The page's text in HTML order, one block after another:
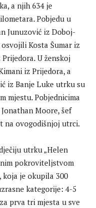
a njih 634 je
Pobjedu u
Junuzović iz Doboj-
Kosta Šumar iz
U ženskoj
iz Prijedora, a
iz Banje Luke utrku su
mjestu. Pobjednicima
Moore, šef
na ovogodišnjoj utrci.
utrku „Helen
pokroviteljstvom
koja je okupila 300
kategorije: 4-5
prva tri mjesta u sve